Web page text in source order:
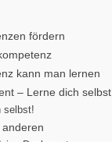
fördern
kann man lernen
– Lerne dich
selbst!